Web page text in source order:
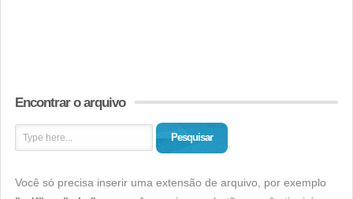
Encontrar o arquivo
Pesquisar
Você só precisa inserir uma extensão de arquivo, por exemplo